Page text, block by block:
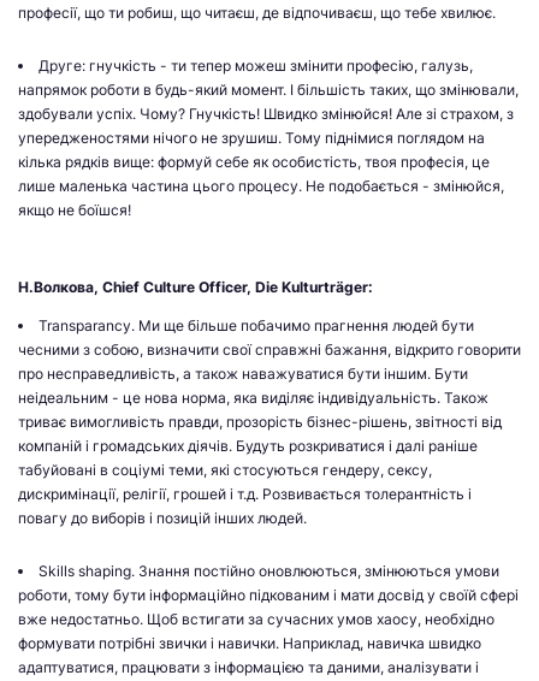
професії, що ти робиш, що читаєш, де відпочиваєш, що тебе хвилює.
Друге: гнучкість - ти тепер можеш змінити професію, галузь,
напрямок роботи в будь-який момент. І більшість таких, що змінювали,
здобували успіх. Чому? Гнучкість! Швидко змінюйся! Але зі страхом, з
упередженостями нічого не зрушиш. Тому піднімися поглядом на
кілька рядків вище: формуй себе як особистість, твоя професія, це
лише маленька частина цього процесу. Не подобається - змінюйся,
якщо не боїшся!
Н.Волкова, Chief Culture Officer, Die Kulturträger:
Transparancy. Ми ще більше побачимо прагнення людей бути
чесними з собою, визначити свої справжні бажання, відкрито говорити
про несправедливість, а також наважуватися бути іншим. Бути
неідеальним - це нова норма, яка виділяє індивідуальність. Також
триває вимогливість правди, прозорість бізнес-рішень, звітності від
компаній і громадських діячів. Будуть розкриватися і далі раніше
табуйовані в соціумі теми, які стосуються гендеру, сексу,
дискримінації, релігії, грошей і т.д. Розвивається толерантність і
повагу до виборів і позицій інших людей.
Skills shaping. Знання постійно оновлюються, змінюються умови
роботи, тому бути інформаційно підкованим і мати досвід у своїй сфері
вже недостатньо. Щоб встигати за сучасних умов хаосу, необхідно
формувати потрібні звички і навички. Наприклад, навичка швидко
адаптуватися, працювати з інформацією та даними, аналізувати і